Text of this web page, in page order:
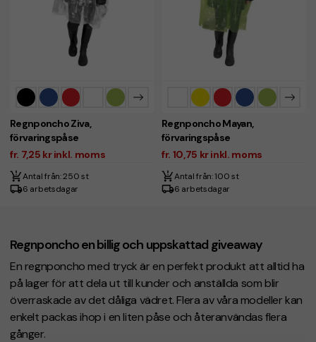
Regnponcho Ziva,
förvaringspåse
fr. 7,25 kr inkl. moms
Antal från: 250 st
6 arbetsdagar
Regnponcho Mayan,
förvaringspåse
fr. 10,75 kr inkl. moms
Antal från: 100 st
6 arbetsdagar
Regnponcho en billig och uppskattad giveaway
En regnponcho med tryck är en perfekt produkt att alltid ha
på lager för att dela ut till kunder och anställda som blir
överraskade av det dåliga vädret. Flera av våra modeller kan
enkelt packas ihop i en liten påse och återanvändas flera
gånger.